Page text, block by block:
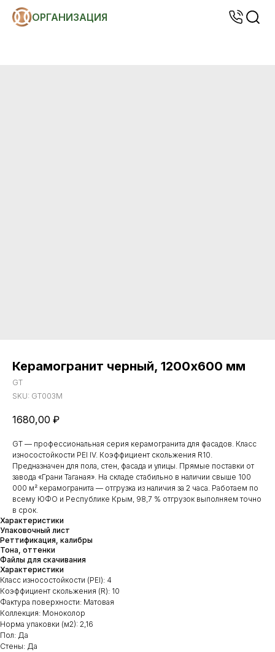
ОРГАНИЗАЦИЯ
Керамогранит черный, 1200х600 мм
GT
SKU: GT003M
1680,00 ₽
GT — профессиональная серия керамогранита для фасадов. Класс
износостойкости PEI IV. Коэффициент скольжения R10.
Предназначен для пола, стен, фасада и улицы. Прямые поставки от
завода «Грани Таганая». На складе стабильно в наличии свыше 100
000 м² керамогранита — отгрузка из наличия за 2 часа. Работаем по
всему ЮФО и Республике Крым, 98,7 % отгрузок выполняем точно
в срок.
Характеристики
Упаковочный лист
Реттификация, калибры
Тона, оттенки
Файлы для скачивания
Характеристики
Класс износостойкости (PEI): 4
Коэффициент скольжения (R): 10
Фактура поверхности: Матовая
Коллекция: Моноколор
Норма упаковки (м2): 2,16
Пол: Да
Стены: Да